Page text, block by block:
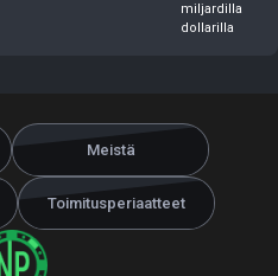
miljardilla
dollarilla
Meistä
Toimitusperiaatteet